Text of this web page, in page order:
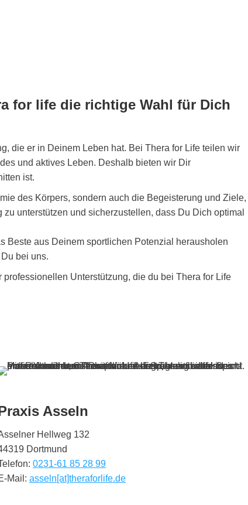
for life die richtige Wahl für Dich
die er in Deinem Leben hat. Bei Thera for Life teilen wir
und aktives Leben. Deshalb bieten wir Dir
ist.
des Körpers, sondern auch die Begeisterung und Ziele,
unterstützen und sicherzustellen, dass Du Dich optimal
Beste aus Deinem sportlichen Potenzial herausholen
bei uns.
Unterstützung, die du bei Thera for Life
Asseln
Hellweg 132
Dortmund
0231-61 85 28 99
Mail: asseln[at]theraforlife.de